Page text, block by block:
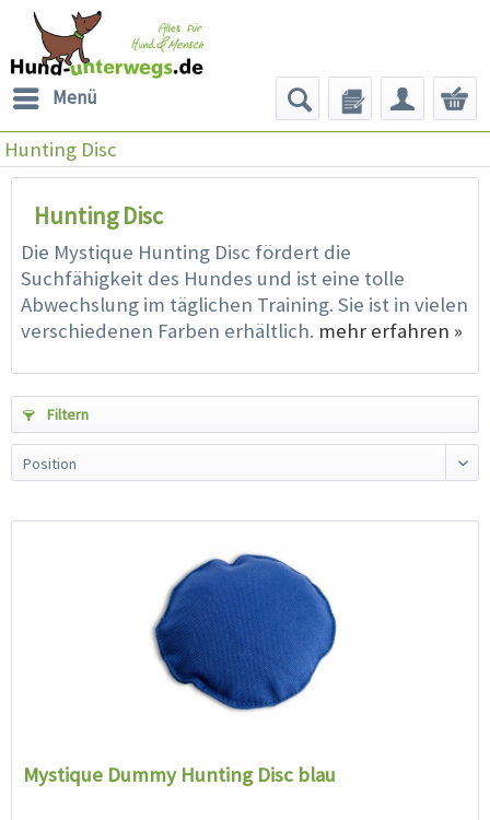
Menü
Hunting Disc
Hunting Disc
Die Mystique Hunting Disc fördert die
Suchfähigkeit des Hundes und ist eine tolle
Abwechslung im täglichen Training. Sie ist in vielen
verschiedenen Farben erhältlich. mehr erfahren »
Filtern
Mystique Dummy Hunting Disc blau